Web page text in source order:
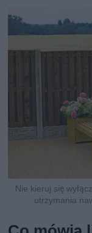
Nie kieruj się
utrzymania